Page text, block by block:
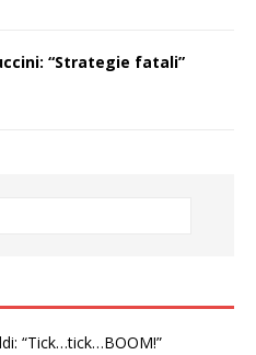
“Strategie fatali”
“Tick…tick…BOOM!”